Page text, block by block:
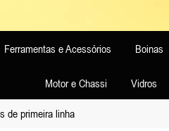
Ferramentas e Acessórios Boinas
Motor e Chassi Vidros
de primeira linha